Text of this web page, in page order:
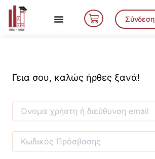
Μετάβαση
περιεχόμενο
Cart Σύνδεση
Γεια σου, καλώς ήρθες ξανά!